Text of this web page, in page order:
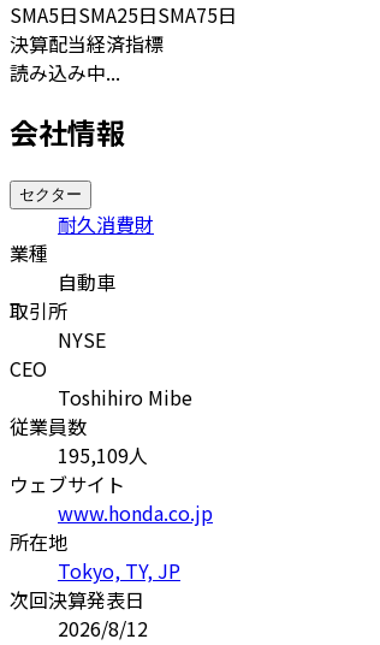
SMA5日SMA25日SMA75日
決算配当経済指標
読み込み中...
会社情報
セクター
耐久消費財
業種
自動車
取引所
NYSE
CEO
Toshihiro Mibe
従業員数
195,109人
ウェブサイト
www.honda.co.jp
所在地
Tokyo, TY, JP
次回決算発表日
2026/8/12